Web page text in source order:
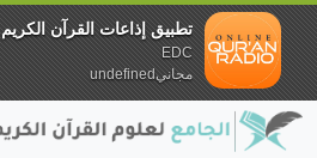
تطبيق إذاعات القرآن الكريم
EDC
مجانيundefined